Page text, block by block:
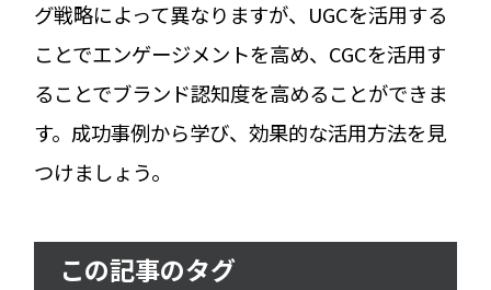
グ戦略によって異なりますが、UGCを活用する
ことでエンゲージメントを高め、CGCを活用す
ることでブランド認知度を高めることができま
す。成功事例から学び、効果的な活用方法を見
つけましょう。
この記事のタグ